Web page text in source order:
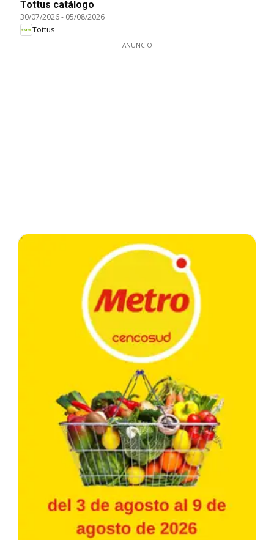
Tottus catálogo
30/07/2026- 05/08/2026
Tottus
ANUNCIO